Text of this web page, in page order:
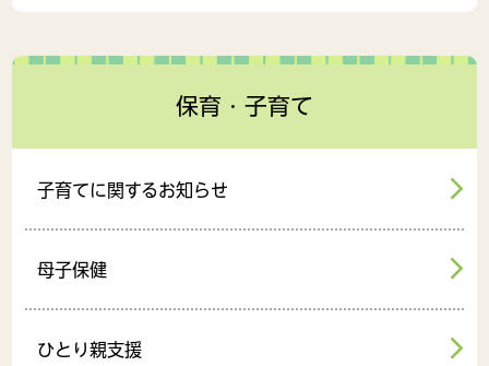
保育・子育て
子育てに関するお知らせ
母子保健
ひとり親支援